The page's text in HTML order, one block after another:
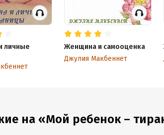
личные
Женщина и самооценка
Джулия Макбеннет
на «Мой ребенок –